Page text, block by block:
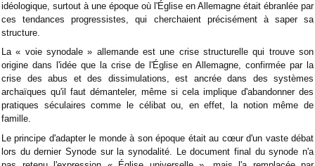
idéologique, surtout à une époque où l'Église en Allemagne était ébranlée par
ces tendances progressistes, qui cherchaient précisément à saper sa
structure.
La « voie synodale » allemande est une crise structurelle qui trouve son
origine dans l'idée que la crise de l'Église en Allemagne, confirmée par la
crise des abus et des dissimulations, est ancrée dans des systèmes
archaïques qu'il faut démanteler, même si cela implique d'abandonner des
pratiques séculaires comme le célibat ou, en effet, la notion même de
famille.
Le principe d'adapter le monde à son époque était au cœur d'un vaste débat
lors du dernier Synode sur la synodalité. Le document final du synode n'a